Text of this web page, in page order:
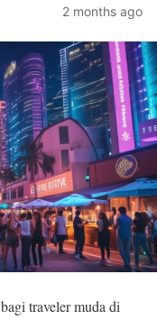
2 months ago
traveler muda di